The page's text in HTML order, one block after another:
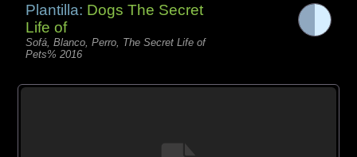
Plantilla: Dogs The Secret
Life of
Sofá, Blanco, Perro, The Secret Life of
Pets% 2016